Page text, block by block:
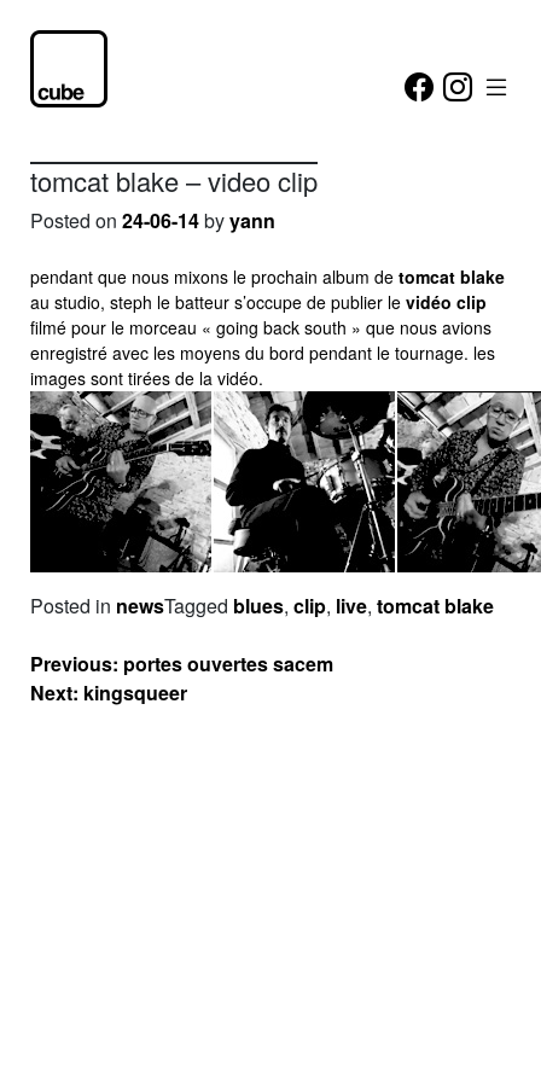
tomcat blake – video clip
Posted on 24-06-14byyann
pendant que nous mixons le prochain album de tomcat blake
au studio, steph le batteur s’occupe de publier le vidéo clip
filmé pour le morceau « going back south » que nous avions
enregistré avec les moyens du bord pendant le tournage. les
images sont tirées de la vidéo.
Posted in newsTagged blues, clip, live, tomcat blake
Navigation
de
l’article
Previous: portes ouvertes sacem
Next: kingsqueer